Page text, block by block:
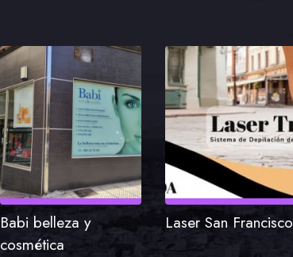
Babi belleza y
cosmética
Laser San Francisco